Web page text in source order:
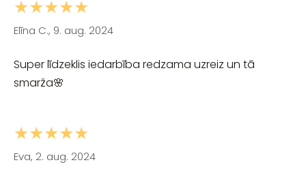
★★★★★
Elīna C., 9. aug. 2024
Super līdzeklis iedarbība redzama uzreiz un tā
smarža🌸
★★★★★
Eva, 2. aug. 2024